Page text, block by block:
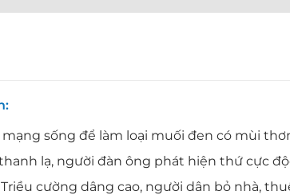
mạng sống để làm loại muối đen có mùi
lạ, người đàn ông phát hiện thứ cực
cường dâng cao, người dân bỏ nhà,